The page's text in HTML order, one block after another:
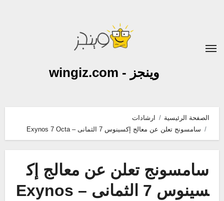
وينجز - wingiz.com
الصفحة الرئيسية
ارشادات
سامسونج تعلن عن معالج إكسينوس 7 الثمانى – Exynos 7 Octa
سامسونج تعلن عن معالج إك
سينوس 7 الثمانى – Exynos